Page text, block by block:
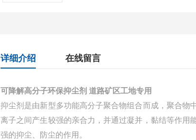
详细介绍 在线留言
可降解高分子环保抑尘剂 道路矿区工地专用
抑尘剂是由新型多功能高分子聚合物组合而成，聚合
离子之间产生较强的亲合力，并通过凝并，黏结等作
强的抑尘、防尘的作用。